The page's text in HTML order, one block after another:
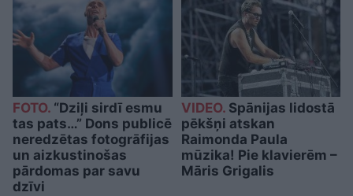
FOTO. “Dziļi sirdī esmu
tas pats…” Dons publicē
neredzētas fotogrāfijas
un aizkustinošas
pārdomas par savu
dzīvi
VIDEO.Spānijas lidostā
pēkšņi atskan
Raimonda Paula
mūzika! Pie klavierēm –
Māris Grigalis